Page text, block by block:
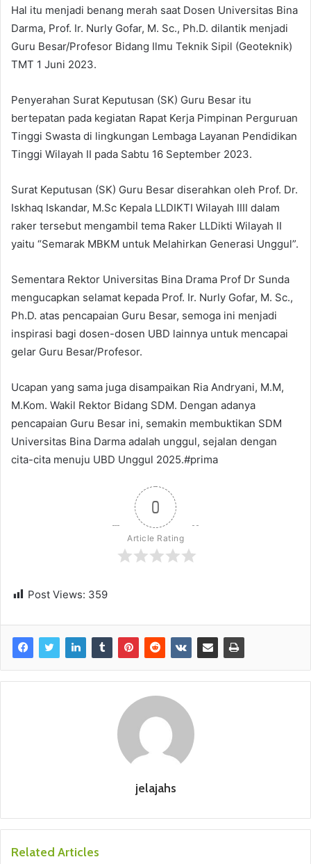
Hal itu menjadi benang merah saat Dosen Universitas Bina
Darma, Prof. Ir. Nurly Gofar, M. Sc., Ph.D. dilantik menjadi
Guru Besar/Profesor Bidang Ilmu Teknik Sipil (Geoteknik)
TMT 1 Juni 2023.
Penyerahan Surat Keputusan (SK) Guru Besar itu
bertepatan pada kegiatan Rapat Kerja Pimpinan Perguruan
Tinggi Swasta di lingkungan Lembaga Layanan Pendidikan
Tinggi Wilayah II pada Sabtu 16 September 2023.
Surat Keputusan (SK) Guru Besar diserahkan oleh Prof. Dr.
Iskhaq Iskandar, M.Sc Kepala LLDIKTI Wilayah IIII dalam
raker tersebut mengambil tema Raker LLDikti Wilayah II
yaitu “Semarak MBKM untuk Melahirkan Generasi Unggul”.
Sementara Rektor Universitas Bina Drama Prof Dr Sunda
mengucapkan selamat kepada Prof. Ir. Nurly Gofar, M. Sc.,
Ph.D. atas pencapaian Guru Besar, semoga ini menjadi
inspirasi bagi dosen-dosen UBD lainnya untuk mencapai
gelar Guru Besar/Profesor.
Ucapan yang sama juga disampaikan Ria Andryani, M.M,
M.Kom. Wakil Rektor Bidang SDM. Dengan adanya
pencapaian Guru Besar ini, semakin membuktikan SDM
Universitas Bina Darma adalah unggul, sejalan dengan
cita-cita menuju UBD Unggul 2025.#prima
0
Article Rating
Post Views: 359
jelajahs
Related Articles